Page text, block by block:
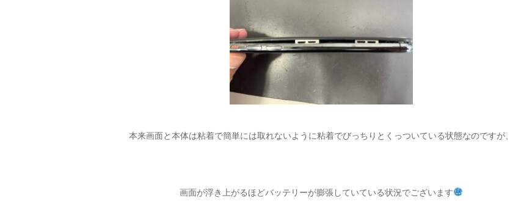
本来画面と本体は粘着で簡単には取れないように粘着でびっちりとくっついている状態なのですが、
画面が浮き上がるほどバッテリーが膨張していている状況でございます